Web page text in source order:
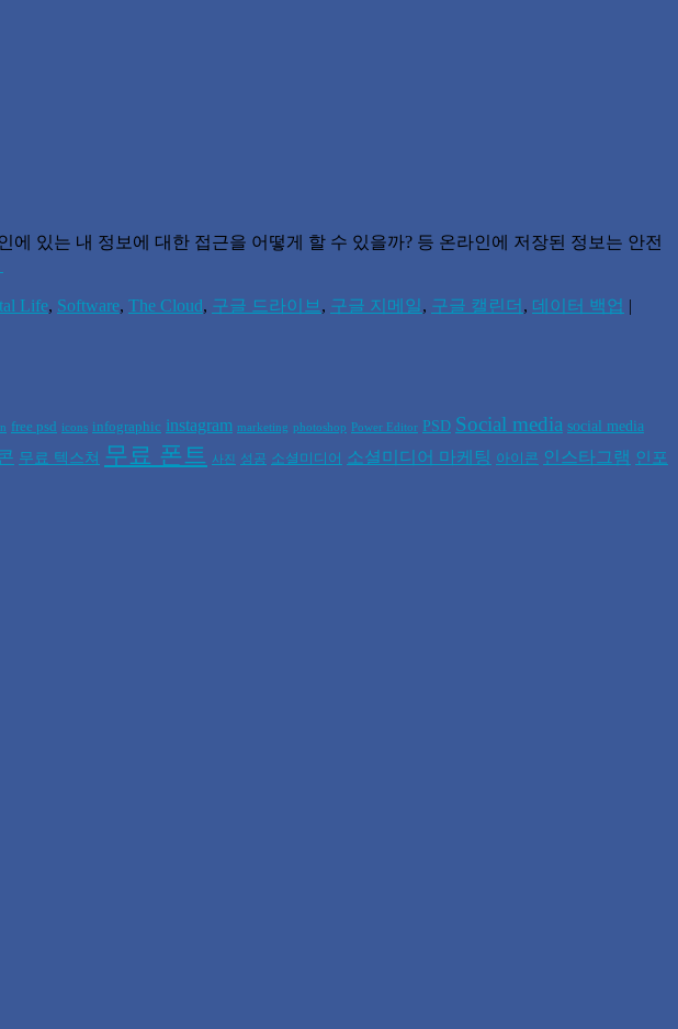
있는 내 정보에 대한 접근을 어떻게 할 수 있을까? 등 온라인에 저장된 정보는 안전
Life, Software, The Cloud, 구글 드라이브 , 구글 지메일 , 구글 캘린더 , 데이터 백업 |
free psd icons infographic instagram marketing photoshop Power Editor PSD Social media social media
무료 텍스쳐 무료 폰트 사진 성공 소셜미디어 소셜미디어 마케팅 아이콘 인스타그램 인포